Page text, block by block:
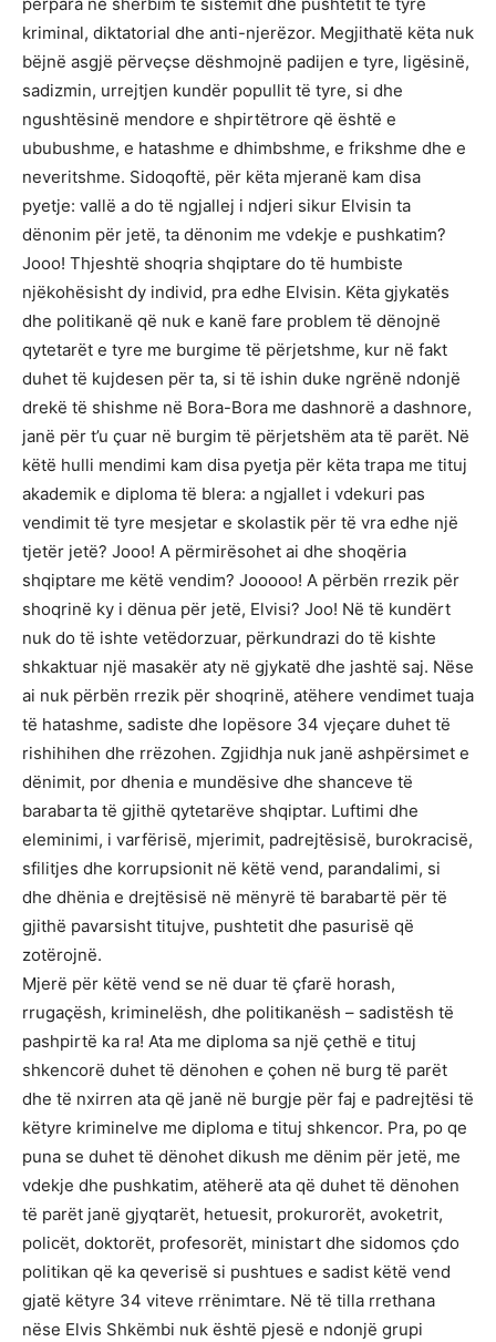
kriminal, diktatorial dhe anti-njerëzor. Megjithatë këta nuk
bëjnë asgjë përveçse dëshmojnë padijen e tyre, ligësinë,
sadizmin, urrejtjen kundër popullit të tyre, si dhe
ngushtësinë mendore e shpirtëtrore që është e
ububushme, e hatashme e dhimbshme, e frikshme dhe e
neveritshme. Sidoqoftë, për këta mjeranë kam disa
pyetje: vallë a do të ngjallej i ndjeri sikur Elvisin ta
dënonim për jetë, ta dënonim me vdekje e pushkatim?
Jooo! Thjeshtë shoqria shqiptare do të humbiste
njëkohësisht dy individ, pra edhe Elvisin. Këta gjykatës
dhe politikanë që nuk e kanë fare problem të dënojnë
qytetarët e tyre me burgime të përjetshme, kur në fakt
duhet të kujdesen për ta, si të ishin duke ngrënë ndonjë
drekë të shishme në Bora-Bora me dashnorë a dashnore,
janë për t’u çuar në burgim të përjetshëm ata të parët. Në
këtë hulli mendimi kam disa pyetja për këta trapa me tituj
akademik e diploma të blera: a ngjallet i vdekuri pas
vendimit të tyre mesjetar e skolastik për të vra edhe një
tjetër jetë? Jooo! A përmirësohet ai dhe shoqëria
shqiptare me këtë vendim? Jooooo! A përbën rrezik për
shoqrinë ky i dënua për jetë, Elvisi? Joo! Në të kundërt
nuk do të ishte vetëdorzuar, përkundrazi do të kishte
shkaktuar një masakër aty në gjykatë dhe jashtë saj. Nëse
ai nuk përbën rrezik për shoqrinë, atëhere vendimet tuaja
të hatashme, sadiste dhe lopësore 34 vjeçare duhet të
rishihihen dhe rrëzohen. Zgjidhja nuk janë ashpërsimet e
dënimit, por dhenia e mundësive dhe shanceve të
barabarta të gjithë qytetarëve shqiptar. Luftimi dhe
eleminimi, i varfërisë, mjerimit, padrejtësisë, burokracisë,
sfilitjes dhe korrupsionit në këtë vend, parandalimi, si
dhe dhënia e drejtësisë në mënyrë të barabartë për të
gjithë pavarsisht titujve, pushtetit dhe pasurisë që
zotërojnë.
Mjerë për këtë vend se në duar të çfarë horash,
rrugaçësh, kriminelësh, dhe politikanësh – sadistësh të
pashpirtë ka ra! Ata me diploma sa një çethë e tituj
shkencorë duhet të dënohen e çohen në burg të parët
dhe të nxirren ata që janë në burgje për faj e padrejtësi të
këtyre kriminelve me diploma e tituj shkencor. Pra, po qe
puna se duhet të dënohet dikush me dënim për jetë, me
vdekje dhe pushkatim, atëherë ata që duhet të dënohen
të parët janë gjyqtarët, hetuesit, prokurorët, avoketrit,
policët, doktorët, profesorët, ministart dhe sidomos çdo
politikan që ka qeverisë si pushtues e sadist këtë vend
gjatë këtyre 34 viteve rrënimtare. Në të tilla rrethana
nëse Elvis Shkëmbi nuk është pjesë e ndonjë grupi